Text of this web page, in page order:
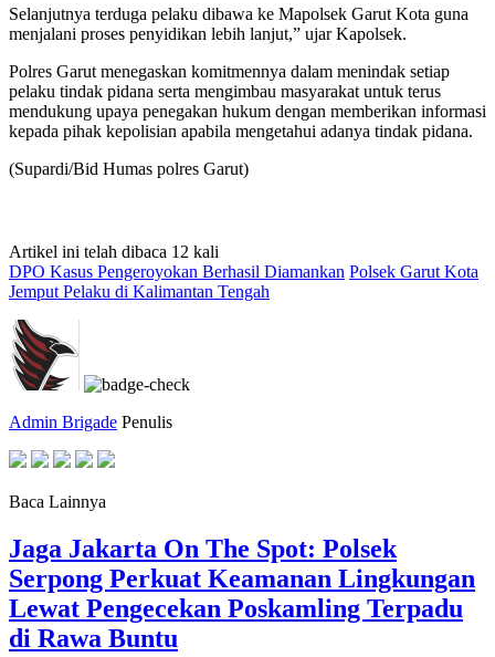
Selanjutnya terduga pelaku dibawa ke Mapolsek Garut Kota guna
menjalani proses penyidikan lebih lanjut,” ujar Kapolsek.
Polres Garut menegaskan komitmennya dalam menindak setiap
pelaku tindak pidana serta mengimbau masyarakat untuk terus
mendukung upaya penegakan hukum dengan memberikan informasi
kepada pihak kepolisian apabila mengetahui adanya tindak pidana.
(Supardi/Bid Humas polres Garut)
Artikel ini telah dibaca 12 kali
DPO Kasus Pengeroyokan Berhasil Diamankan Polsek Garut Kota
Jemput Pelaku di Kalimantan Tengah
Admin Brigade Penulis
Baca Lainnya
Jaga Jakarta On The Spot: Polsek
Serpong Perkuat Keamanan Lingkungan
Lewat Pengecekan Poskamling Terpadu
di Rawa Buntu